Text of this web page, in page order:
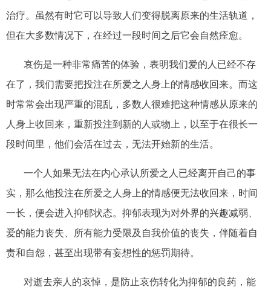
治疗。虽然有时它可以导致人们变得脱离原来的生活轨道，
但在大多数情况下，在经过一段时间之后它会自然痊愈。
哀伤是一种非常痛苦的体验，表明我们爱的人已经不存
在了，我们需要把投注在所爱之人身上的情感收回来。而这
时常常会出现严重的混乱，多数人很难把这种情感从原来的
人身上收回来，重新投注到新的人或物上，以至于在很长一
段时间里，他们会活在过去，无法开始新的生活。
一个人如果无法在内心承认所爱之人已经离开自己的事
实，那么他投注在所爱之人身上的情感便无法收回来，时间
一长，便会进入抑郁状态。抑郁表现为对外界的兴趣减弱、
爱的能力丧失、所有能力受限及自我价值的丧失，伴随着自
责和自怨，甚至出现带有妄想性的惩罚期待。
对逝去亲人的哀悼，是防止哀伤转化为抑郁的良药，能